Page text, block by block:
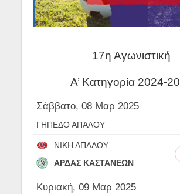
17η Αγωνιστική
Α’ Κατηγορία 2024-
Σάββατο, 08 Μαρ 2025
ΓΗΠΕΔΟ ΑΠΑΛΟΥ
ΝΙΚΗ ΑΠΑΛΟΥ
ΑΡΔΑΣ ΚΑΣΤΑΝΕΩΝ
Κυριακή, 09 Μαρ 2025